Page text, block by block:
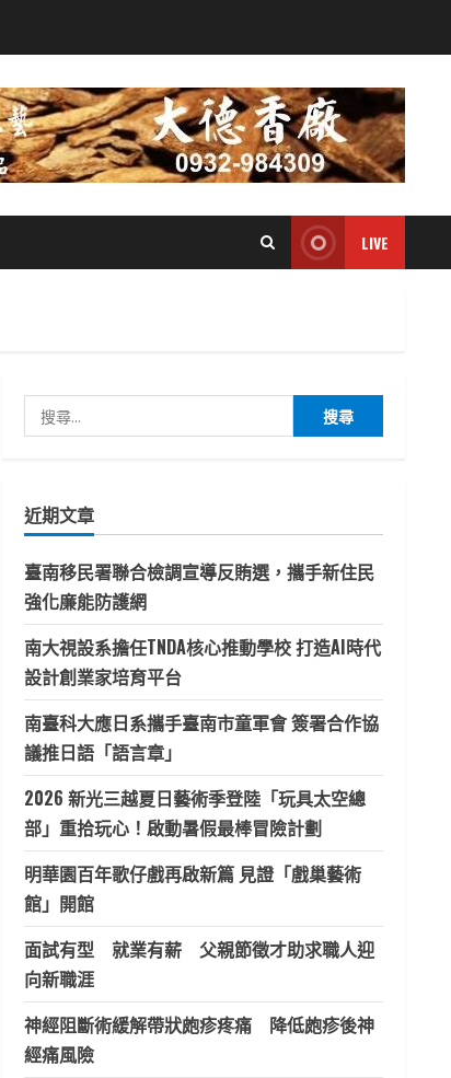
LIVE
尋
字:
近期文章
臺南移民署聯合檢調宣導反賄選，攜手新住民
強化廉能防護網
南大視設系擔任TNDA核心推動學校 打造AI時代
設計創業家培育平台
南臺科大應日系攜手臺南市童軍會 簽署合作協
議推日語「語言章」
2026 新光三越夏日藝術季登陸「玩具太空總
部」重拾玩心！啟動暑假最棒冒險計劃
明華園百年歌仔戲再啟新篇 見證「戲巢藝術
館」開館
面試有型 就業有薪 父親節徵才助求職人迎
向新職涯
神經阻斷術緩解帶狀皰疹疼痛 降低皰疹後神
經痛風險